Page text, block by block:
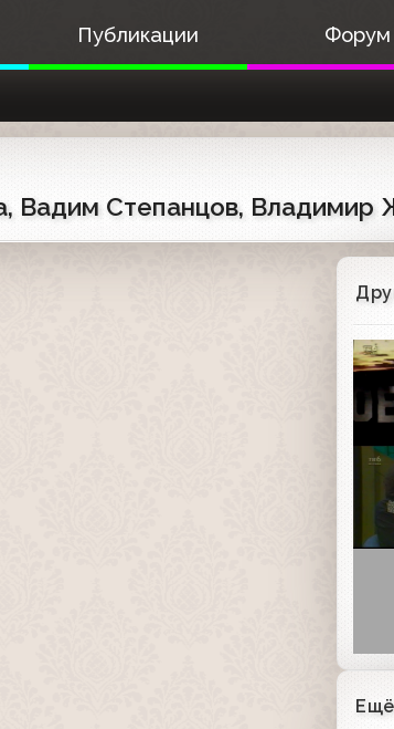
Публикации Форум
Вадим Степанцов, Владимир
Ещё